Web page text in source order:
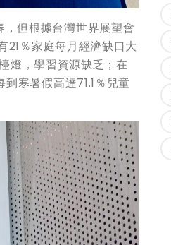
但根據台灣世界展望會
21％家庭每月經濟缺口大
燈，學習資源缺乏；在
寒暑假高達71.1％兒童